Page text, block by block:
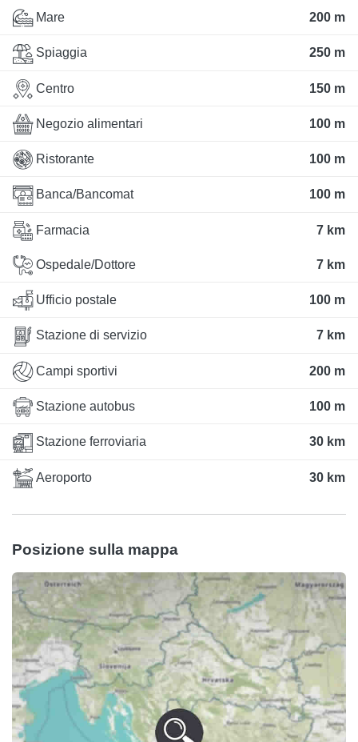
Mare 200 m
Spiaggia 250 m
Centro 150 m
Negozio alimentari 100 m
Ristorante 100 m
Banca/Bancomat 100 m
Farmacia 7 km
Ospedale/Dottore 7 km
Ufficio postale 100 m
Stazione di servizio 7 km
Campi sportivi 200 m
Stazione autobus 100 m
Stazione ferroviaria 30 km
Aeroporto 30 km
Posizione sulla mappa